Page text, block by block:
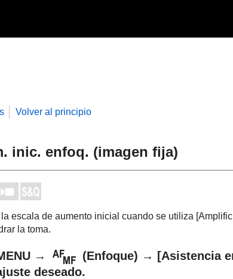
Volver al principio
inic. enfoq. (imagen fija)
escala de aumento inicial cuando se utiliza
la toma.
→ (Enfoque) → [Asistencia
deseado.